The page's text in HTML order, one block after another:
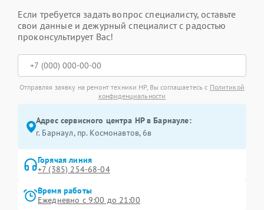
Если требуется задать вопрос специалисту, оставьте
свои данные и дежурный специалист с радостью
проконсультирует Вас!
Отправляя заявку на ремонт техники HP, Вы соглашаетесь с Политикой
конфиденциальности
Адрес сервисного центра HP в Барнауле:
г. Барнаул, ​пр. Космонавтов, 6в
Горячая линия
+7 (385) 254-68-04
Время работы
Ежедневно с 9:00 до 21:00